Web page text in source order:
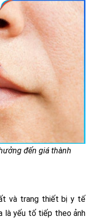
đến giá thành
và trang thiết bị y tế
là yếu tố tiếp theo ảnh